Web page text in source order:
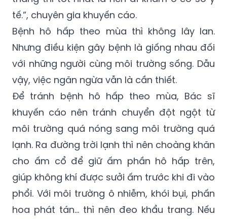
tế.”, chuyên gia khuyến cáo.
Bệnh hô hấp theo mùa thì không lây lan.
Nhưng điều kiện gây bệnh là giống nhau đối
với những người cùng môi trường sống. Dẫu
vậy, việc ngăn ngừa vẫn là cần thiết.
Để tránh bệnh hô hấp theo mùa, Bác sĩ
khuyến cáo nên tránh chuyển đột ngột từ
môi trường quá nóng sang môi trường quá
lạnh. Ra đường trời lạnh thì nên choàng khăn
cho ấm cổ để giữ ấm phần hô hấp trên,
giúp không khí được sưởi ấm trước khi đi vào
phổi. Với môi trường ô nhiễm, khói bụi, phấn
hoa phát tán… thì nên đeo khẩu trang. Nếu